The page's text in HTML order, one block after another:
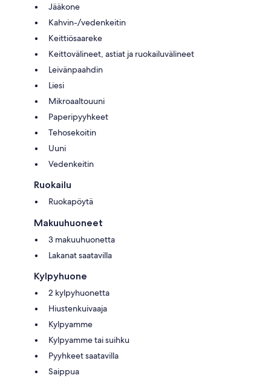
Jääkone
Kahvin-/vedenkeitin
Keittiösaareke
Keittovälineet, astiat ja ruokailuvälineet
Leivänpaahdin
Liesi
Mikroaaltouuni
Paperipyyhkeet
Tehosekoitin
Uuni
Vedenkeitin
Ruokailu
Ruokapöytä
Makuuhuoneet
3 makuuhuonetta
Lakanat saatavilla
Kylpyhuone
2 kylpyhuonetta
Hiustenkuivaaja
Kylpyamme
Kylpyamme tai suihku
Pyyhkeet saatavilla
Saippua